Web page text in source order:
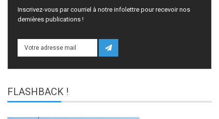
Inscrivez-vous par courriel à notre infolettre pour recevoir nos
dernières publications !
FLASHBACK !